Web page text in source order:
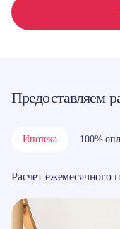
Предоставляем
Ипотека 100%
Расчет ежемесячного